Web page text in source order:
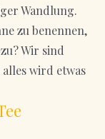
Wandlung.
zu benennen,
Wir sind
wird etwas